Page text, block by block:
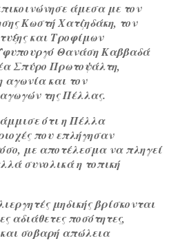
άμεσα με τον
Κωστή Χατζηδάκη, τον
και Τροφίμων
Θανάση Καββαδά
Σπύρο Πρωτοψάλτη,
αγωνία και τον
της Πέλλας.
ότι η Πέλλα
που επλήγησαν
με αποτέλεσμα να πληγεί
συνολικά η τοπική
μηδικής βρίσκονται
αδιάθετες ποσότητες,
σοβαρή απώλεια